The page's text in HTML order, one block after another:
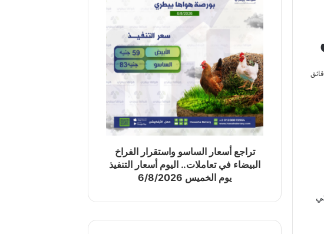
تراجع أسعار الساسو واستقرار الفراخ
البيضاء في تعاملات.. اليوم أسعار التنفيذ
يوم الخميس 6/8/2026